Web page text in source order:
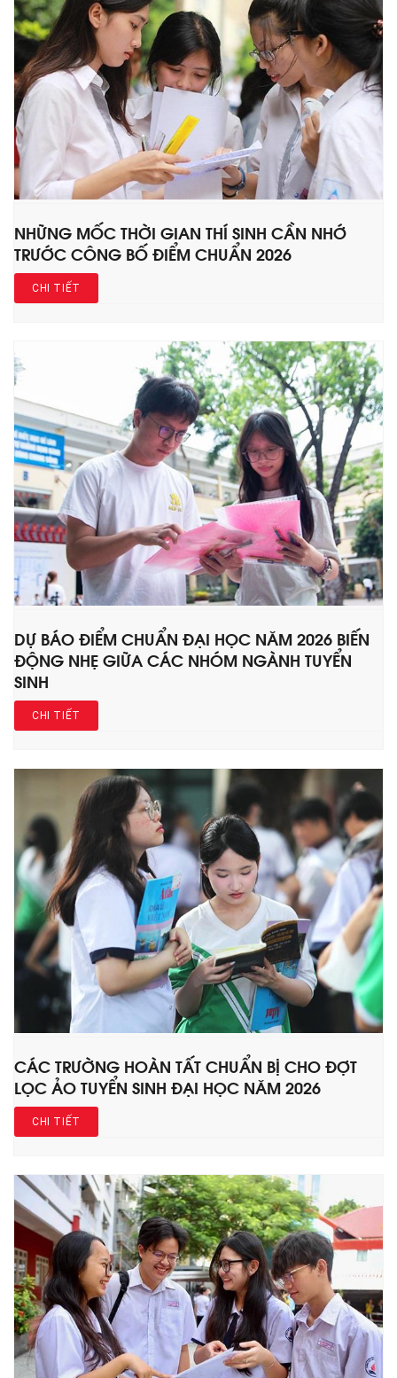
NHỮNG MỐC THỜI GIAN THÍ SINH CẦN NHỚ
TRƯỚC CÔNG BỐ ĐIỂM CHUẨN 2026
CHI TIẾT
DỰ BÁO ĐIỂM CHUẨN ĐẠI HỌC NĂM 2026 BIẾN
ĐỘNG NHẸ GIỮA CÁC NHÓM NGÀNH TUYỂN
SINH
CHI TIẾT
CÁC TRƯỜNG HOÀN TẤT CHUẨN BỊ CHO ĐỢT
LỌC ẢO TUYỂN SINH ĐẠI HỌC NĂM 2026
CHI TIẾT